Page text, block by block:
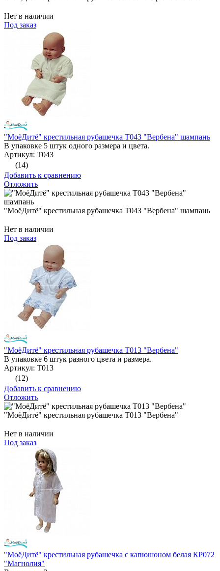
Нет в наличии
Под заказ
"МоёДитё" крестильная рубашечка Т043 "Вербена" шампань
В упаковке 5 штук одного размера и цвета.
Артикул: Т043
(14)
Добавить к сравнению
Отложить
"МоёДитё" крестильная рубашечка Т043 "Вербена" шампань
Нет в наличии
Под заказ
"МоёДитё" крестильная рубашечка Т013 "Вербена"
В упаковке 6 штук разного цвета и размера.
Артикул: Т013
(12)
Добавить к сравнению
Отложить
"МоёДитё" крестильная рубашечка Т013 "Вербена"
Нет в наличии
Под заказ
"МоёДитё" крестильная рубашечка с капюшоном белая КР072
"Магнолия"